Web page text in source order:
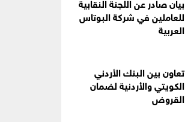
للعاملين في شركة البوتاس
العربية
تعاون بين البنك الأردني
الكويتي والأردنية لضمان
القروض